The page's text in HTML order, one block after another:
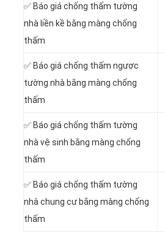
✅ Báo giá chống thấm tường
nhà liền kề bằng màng chống
thấm
✅ Báo giá chống thấm ngược
tường nhà bằng màng chống
thấm
✅ Báo giá chống thấm tường
nhà vệ sinh bằng màng chống
thấm
✅ Báo giá chống thấm tường
nhà chung cư bằng màng chống
thấm